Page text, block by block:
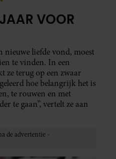
VOOR
nieuwe liefde vond, moest
te vinden. In een
terug op een zwaar
hoe belangrijk het is
te rouwen en met
te gaan”, vertelt ze aan